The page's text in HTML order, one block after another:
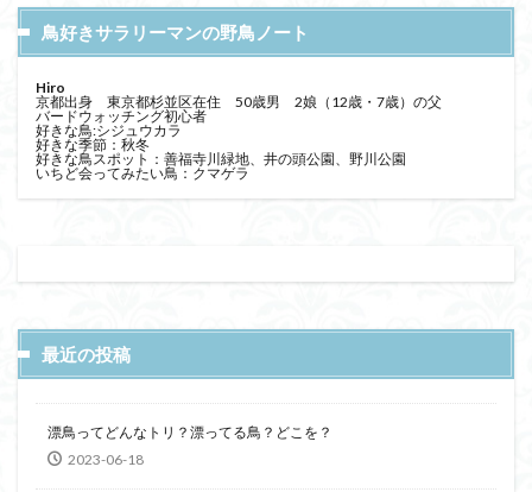
鳥好きサラリーマンの野鳥ノート
Hiro
京都出身 東京都杉並区在住 50歳男 2娘（12歳・7歳）の父
バードウォッチング初心者
好きな鳥:シジュウカラ
好きな季節：秋冬
好きな鳥スポット：善福寺川緑地、井の頭公園、野川公園
いちど会ってみたい鳥：クマゲラ
最近の投稿
漂鳥ってどんなトリ？漂ってる鳥？どこを？
2023-06-18